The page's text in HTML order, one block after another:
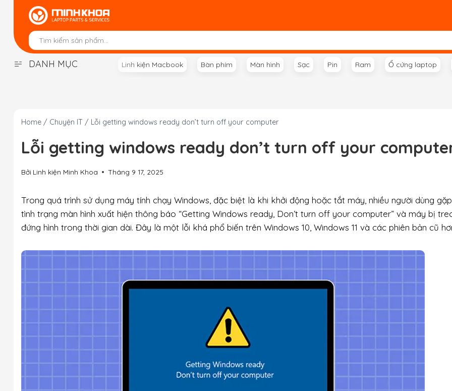
content
Linh kiện Macbook Bàn phím Màn hình Sạc Pin Ram Ổ cứng laptop
DANH MỤC
Home / Chuyện IT / Lỗi getting windows ready don’t turn off your computer
Lỗi getting windows ready don’t turn off your
Bởi Linh kiện Minh Khoa Tháng 9 17, 2025
Trong quá trình sử dụng máy tính chạy Windows, đặc biệt là khi khởi động hoặc tắt máy, nhiều người dùng
tình trạng màn hình xuất hiện thông báo “Getting Windows ready, Don’t turn off your computer” và máy bị
đứng hình trong thời gian dài. Đây là một lỗi khá phổ biến trên Windows 10, Windows 11 và các phiên bản cũ